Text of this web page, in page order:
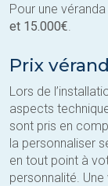
Pour une
et 15.000€.
Prix
Lors de
aspects
sont pris en
la personnaliser
en tout point à
personnalité.